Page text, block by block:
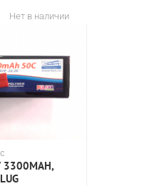
Нет в наличии
3300MAH,